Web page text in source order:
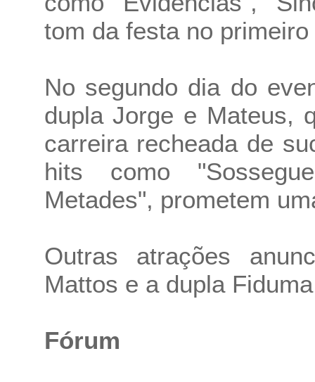
tom da festa no primeiro
No segundo dia do
dupla Jorge e Mateus,
carreira recheada de
hits como
Metades", prometem
Outras atrações
Mattos e a dupla
Fórum